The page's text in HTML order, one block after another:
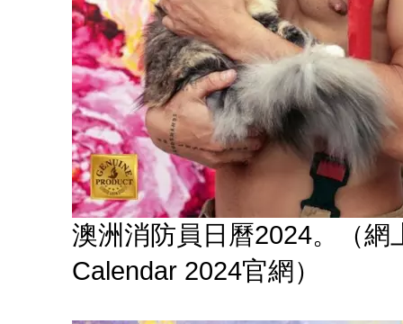
澳洲消防員日曆2024。（
Calendar 2024官網）